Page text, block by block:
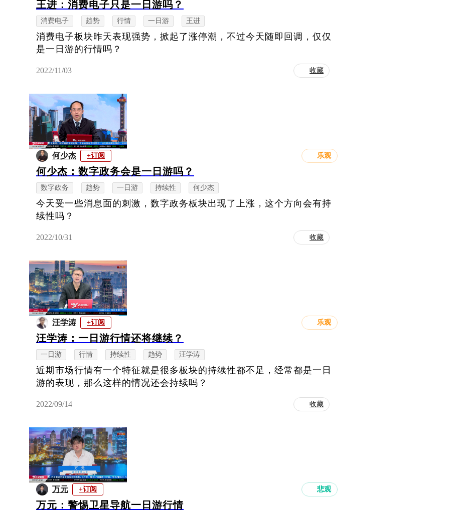
王进：消费电子只是一日游吗？
消费电子 趋势 行情 一日游 王进
消费电子板块昨天表现强势，掀起了涨停潮，不过今天随即回调，仅仅
是一日游的行情吗？
2022/11/03 收藏
何少杰 +订阅 乐观
何少杰：数字政务会是一日游吗？
数字政务 趋势 一日游 持续性 何少杰
今天受一些消息面的刺激，数字政务板块出现了上涨，这个方向会有持
续性吗？
2022/10/31 收藏
汪学涛 +订阅 乐观
汪学涛：一日游行情还将继续？
一日游 行情 持续性 趋势 汪学涛
近期市场行情有一个特征就是很多板块的持续性都不足，经常都是一日
游的表现，那么这样的情况还会持续吗？
2022/09/14 收藏
万元 +订阅 悲观
万元：警惕卫星导航一日游行情